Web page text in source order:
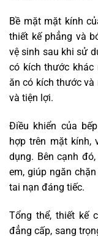
Bề mặt mặt kính
thiết kế phẳng và
vệ sinh sau khi sử
có kích thước khác
ăn có kích thước
và tiện lợi.
Điều khiển của
hợp trên mặt kính,
dụng. Bên cạnh
em, giúp ngăn
tai nạn đáng tiếc.
Tổng thể, thiết kế
đẳng cấp, sang